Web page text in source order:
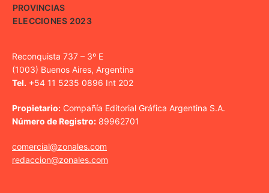
PROVINCIAS
ELECCIONES 2023
Reconquista 737 – 3º E
(1003) Buenos Aires, Argentina
Tel. +54 11 5235 0896 Int 202
Propietario: Compañía Editorial Gráfica Argentina S.A.
Número de Registro: 89962701
comercial@zonales.com
redaccion@zonales.com